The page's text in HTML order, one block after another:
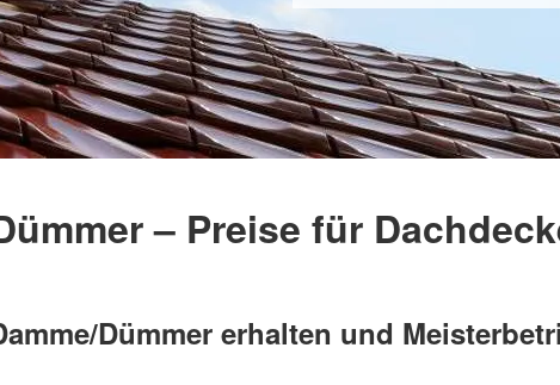
– Preise für
Dümmer erhalten und